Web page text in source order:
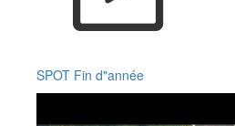
SPOT Fin d"année